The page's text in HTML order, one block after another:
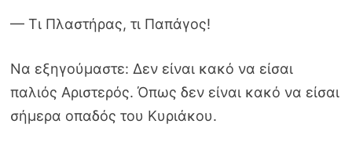
— Τι Πλαστήρας, τι Παπάγος!
Να εξηγούμαστε: Δεν είναι κακό να είσαι
παλιός Αριστερός. Όπως δεν είναι κακό να είσαι
σήμερα οπαδός του Κυριάκου.